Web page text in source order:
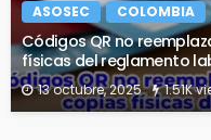
ASOSEC COLOMBIA
Códigos QR no
físicas del reglamento
13 octubre, 2025 1.51K